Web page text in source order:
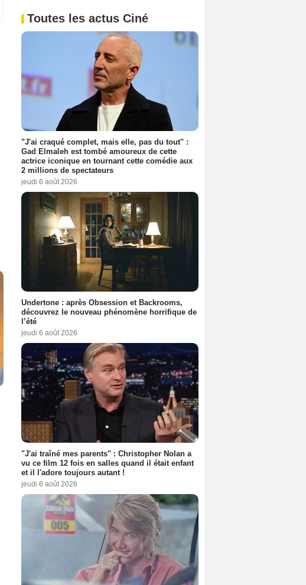
Toutes les actus Ciné
"J'ai craqué complet, mais elle, pas du tout" :
Gad Elmaleh est tombé amoureux de cette
actrice iconique en tournant cette comédie aux
2 millions de spectateurs
jeudi 6 août 2026
Undertone : après Obsession et Backrooms,
découvrez le nouveau phénomène horrifique de
l’été
jeudi 6 août 2026
"J'ai traîné mes parents" : Christopher Nolan a
vu ce film 12 fois en salles quand il était enfant
et il l'adore toujours autant !
jeudi 6 août 2026